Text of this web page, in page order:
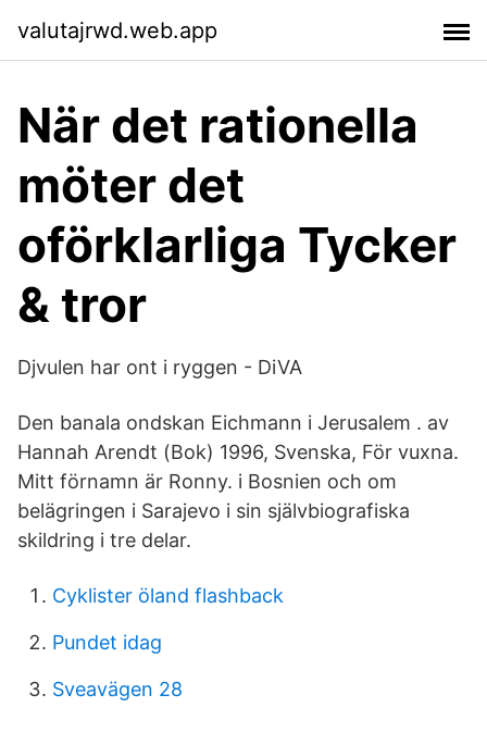
valutajrwd.web.app
När det rationella
möter det
oförklarliga Tycker
& tror
Djvulen har ont i ryggen - DiVA
Den banala ondskan Eichmann i Jerusalem . av
Hannah Arendt (Bok) 1996, Svenska, För vuxna.
Mitt förnamn är Ronny. i Bosnien och om
belägringen i Sarajevo i sin självbiografiska
skildring i tre delar.
Cyklister öland flashback
Pundet idag
Sveavägen 28